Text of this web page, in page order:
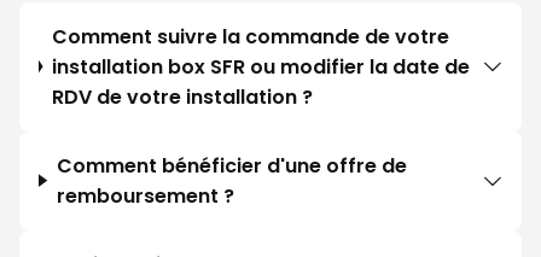
Comment suivre la commande de votre
installation box SFR ou modifier la date de
RDV de votre installation ?
Comment bénéficier d'une offre de
remboursement ?